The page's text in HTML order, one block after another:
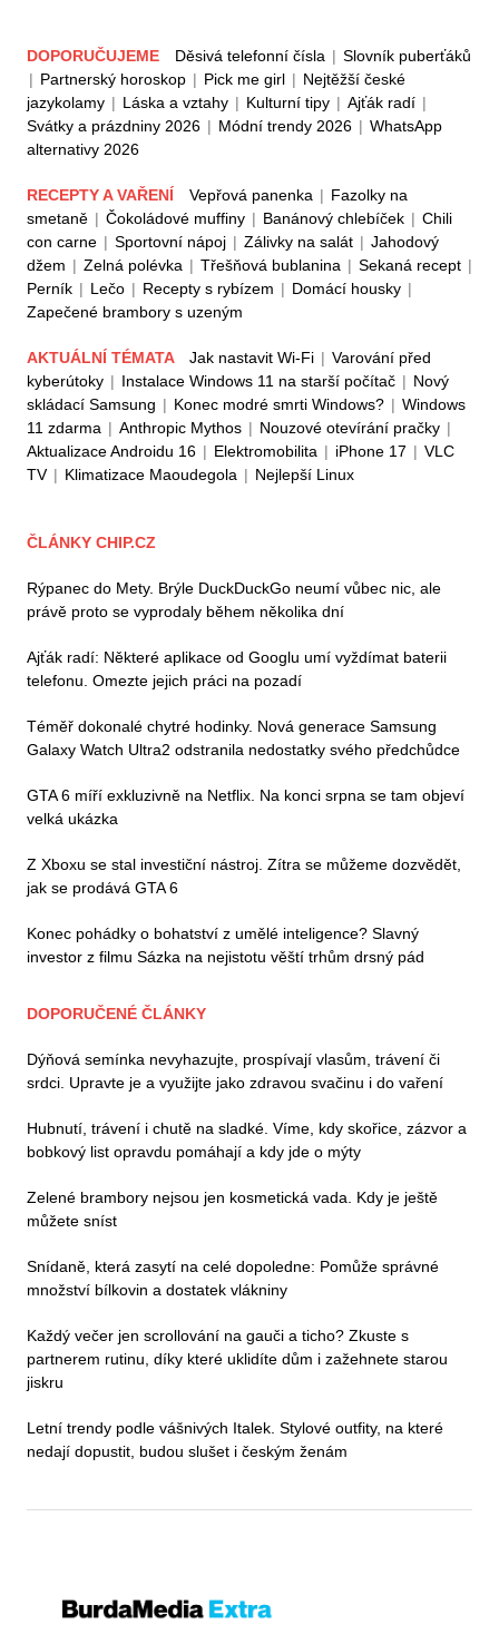
DOPORUČUJEME Děsivá telefonní čísla | Slovník puberťáků
| Partnerský horoskop | Pick me girl | Nejtěžší české
jazykolamy | Láska a vztahy | Kulturní tipy | Ajťák radí |
Svátky a prázdniny 2026 | Módní trendy 2026 | WhatsApp
alternativy 2026
RECEPTY A VAŘENÍ Vepřová panenka | Fazolky na
smetaně | Čokoládové muffiny | Banánový chlebíček | Chili
con carne | Sportovní nápoj | Zálivky na salát | Jahodový
džem | Zelná polévka | Třešňová bublanina | Sekaná recept |
Perník | Lečo | Recepty s rybízem | Domácí housky |
Zapečené brambory s uzeným
AKTUÁLNÍ TÉMATA Jak nastavit Wi-Fi | Varování před
kyberútoky | Instalace Windows 11 na starší počítač | Nový
skládací Samsung | Konec modré smrti Windows? | Windows
11 zdarma | Anthropic Mythos | Nouzové otevírání pračky |
Aktualizace Androidu 16 | Elektromobilita | iPhone 17 | VLC
TV | Klimatizace Maoudegola | Nejlepší Linux
ČLÁNKY CHIP.CZ
Rýpanec do Mety. Brýle DuckDuckGo neumí vůbec nic, ale
právě proto se vyprodaly během několika dní
Ajťák radí: Některé aplikace od Googlu umí vyždímat baterii
telefonu. Omezte jejich práci na pozadí
Téměř dokonalé chytré hodinky. Nová generace Samsung
Galaxy Watch Ultra2 odstranila nedostatky svého předchůdce
GTA 6 míří exkluzivně na Netflix. Na konci srpna se tam objeví
velká ukázka
Z Xboxu se stal investiční nástroj. Zítra se můžeme dozvědět,
jak se prodává GTA 6
Konec pohádky o bohatství z umělé inteligence? Slavný
investor z filmu Sázka na nejistotu věští trhům drsný pád
DOPORUČENÉ ČLÁNKY
Dýňová semínka nevyhazujte, prospívají vlasům, trávení či
srdci. Upravte je a využijte jako zdravou svačinu i do vaření
Hubnutí, trávení i chutě na sladké. Víme, kdy skořice, zázvor a
bobkový list opravdu pomáhají a kdy jde o mýty
Zelené brambory nejsou jen kosmetická vada. Kdy je ještě
můžete sníst
Snídaně, která zasytí na celé dopoledne: Pomůže správné
množství bílkovin a dostatek vlákniny
Každý večer jen scrollování na gauči a ticho? Zkuste s
partnerem rutinu, díky které uklidíte dům i zažehnete starou
jiskru
Letní trendy podle vášnivých Italek. Stylové outfity, na které
nedají dopustit, budou slušet i českým ženám